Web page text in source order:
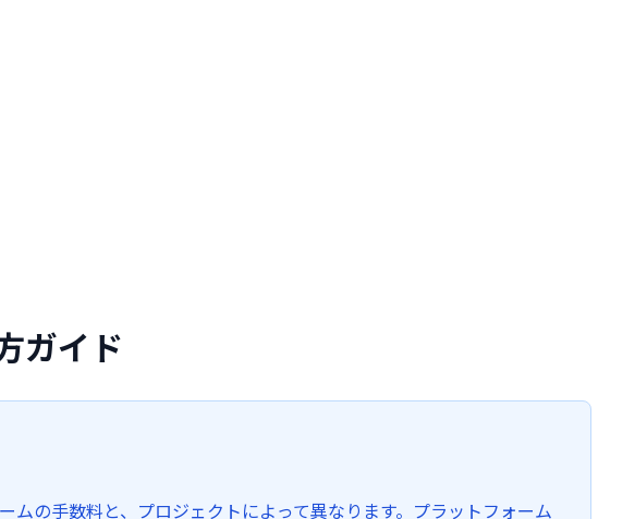
ガイド
ムの手数料と、プロジェクトによって異なります。プラットフォーム